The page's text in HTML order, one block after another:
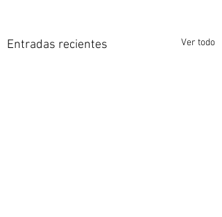
Entradas recientes Ver todo